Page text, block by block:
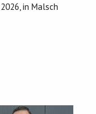
in Malsch